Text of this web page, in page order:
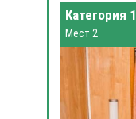
Категория 1
Мест 2